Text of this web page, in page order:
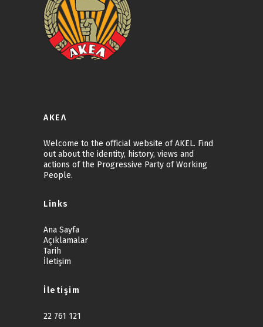
ΑΚΕΛ
Welcome to the official website of AKEL. Find
out about the identity, history, views and
actions of the Progressive Party of Working
People.
Links
Ana Sayfa
Açıklamalar
Tarih
İletişim
İletişim
22 761 121